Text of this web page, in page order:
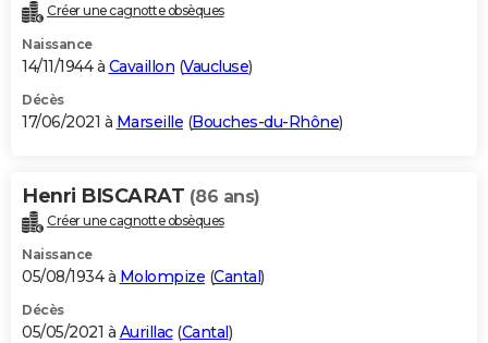
Créer une cagnotte obsèques
Naissance
14/11/1944 à Cavaillon (Vaucluse)
Décès
17/06/2021 à Marseille (Bouches-du-Rhône)
Henri BISCARAT (86 ans)
Créer une cagnotte obsèques
Naissance
05/08/1934 à Molompize (Cantal)
Décès
05/05/2021 à Aurillac(Cantal)